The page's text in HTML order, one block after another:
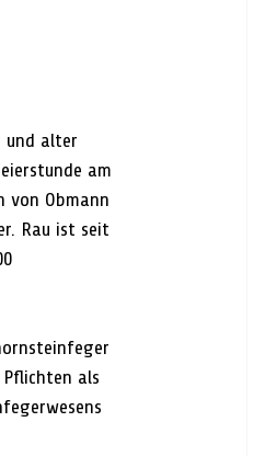
und alter
am
von Obmann
Rau ist seit
als